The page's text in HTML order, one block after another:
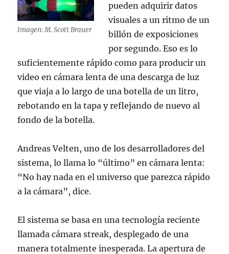
Imagen: M. Scott Brauer
pueden adquirir datos
visuales a un ritmo de un
billón de exposiciones
por segundo. Eso es lo
suficientemente rápido como para producir un
video en cámara lenta de una descarga de luz
que viaja a lo largo de una botella de un litro,
rebotando en la tapa y reflejando de nuevo al
fondo de la botella.
Andreas Velten, uno de los desarrolladores del
sistema, lo llama lo “último” en cámara lenta:
“No hay nada en el universo que parezca rápido
a la cámara”, dice.
El sistema se basa en una tecnología reciente
llamada cámara streak, desplegado de una
manera totalmente inesperada. La apertura de